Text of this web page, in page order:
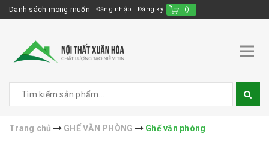
Danh sách mong muốn Đăng nhập Đăng ký ()
Trang chủ GHẾ VĂN PHÒNG Ghế văn phòng